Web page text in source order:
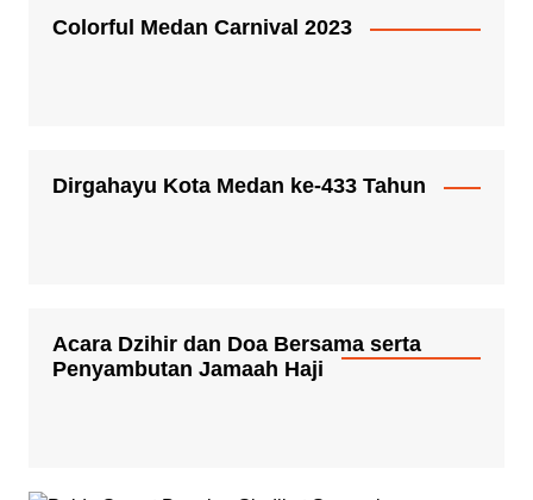
Colorful Medan Carnival 2023
Dirgahayu Kota Medan ke-433 Tahun
Acara Dzihir dan Doa Bersama serta
Penyambutan Jamaah Haji